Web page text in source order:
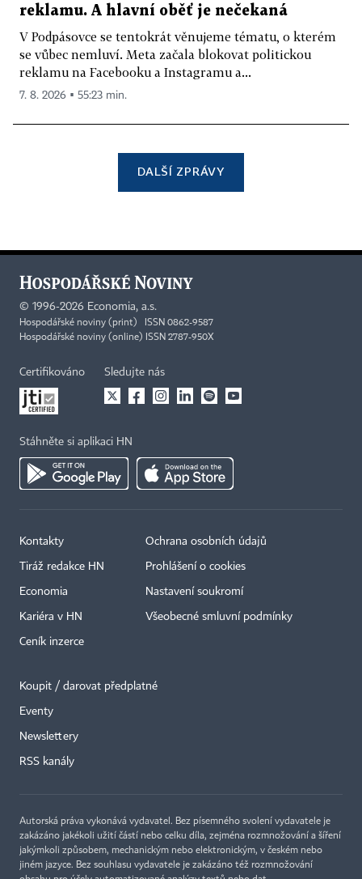
reklamu. A hlavní oběť je nečekaná
V Podpásovce se tentokrát věnujeme tématu, o kterém
se vůbec nemluví. Meta začala blokovat politickou
reklamu na Facebooku a Instagramu a...
7. 8. 2026 ▪ 55:23 min.
DALŠÍ ZPRÁVY
© 1996-2026 Economia, a.s.
Hospodářské noviny (print) ISSN 0862-9587
Hospodářské noviny (online) ISSN 2787-950X
Certifikováno Sledujte nás
Stáhněte si aplikaci HN
Kontakty
Tiráž redakce HN
Economia
Kariéra v HN
Ceník inzerce
Ochrana osobních údajů
Prohlášení o cookies
Nastavení soukromí
Všeobecné smluvní podmínky
Koupit / darovat předplatné
Eventy
Newslettery
RSS kanály
Autorská práva vykonává vydavatel. Bez písemného svolení vydavatele je
zakázáno jakékoli užití částí nebo celku díla, zejména rozmnožování a šíření
jakýmkoli způsobem, mechanickým nebo elektronickým, v českém nebo
jiném jazyce. Bez souhlasu vydavatele je zakázáno též rozmnožování